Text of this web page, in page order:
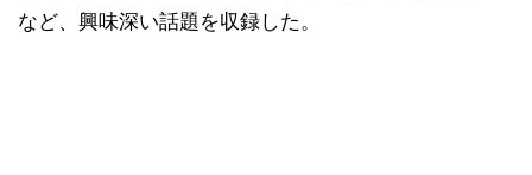
など、興味深い話題を収録した。